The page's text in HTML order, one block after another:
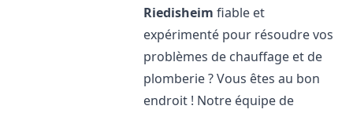
Riedisheim fiable et
expérimenté pour résoudre vos
problèmes de chauffage et de
plomberie ? Vous êtes au bon
endroit ! Notre équipe de